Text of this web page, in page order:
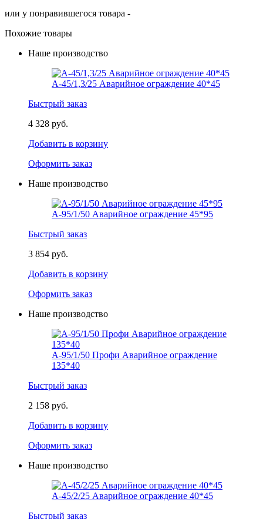
или у понравившегося товара -
Похожие товары
Наше производство
А-45/1,3/25 Аварийное ограждение 40*45
Быстрый заказ
4 328 руб.
Добавить в корзину
Оформить заказ
Наше производство
А-95/1/50 Аварийное ограждение 45*95
Быстрый заказ
3 854 руб.
Добавить в корзину
Оформить заказ
Наше производство
А-95/1/50 Профи Аварийное ограждение
135*40
Быстрый заказ
2 158 руб.
Добавить в корзину
Оформить заказ
Наше производство
А-45/2/25 Аварийное ограждение 40*45
Быстрый заказ